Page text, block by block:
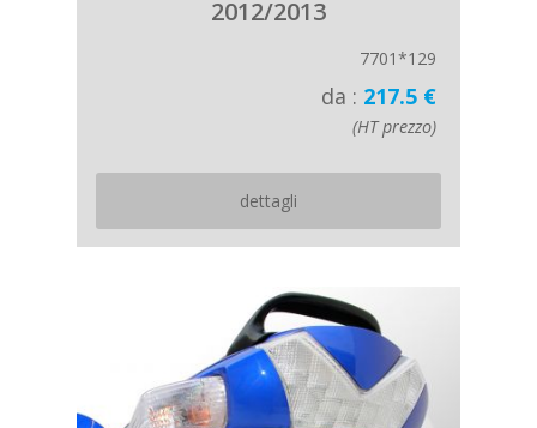
2012/2013
7701*129
da : 217.5 €
(HT prezzo)
dettagli